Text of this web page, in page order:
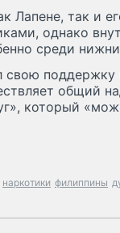
Лапене, так и
однако
среди
свою
общий
который
наркотики филиппины